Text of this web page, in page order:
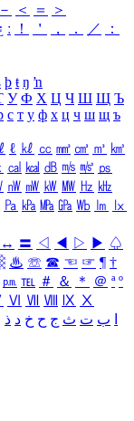
－ ＜ ＝
＞
ː ！ ＇ ， ． ／
：
þ ŧ ŋ ŉ
У Ф Х Ц Ч Ш Щ Ъ
с т у ф х ц ч ш щ ъ
ℓ ㎘ ㏄ ㎣ ㎤ ㎥ ㎦
㎈ ㎉ ㏈ ㎧ ㎨ ㎰
㎻ ㎽ ㎾ ㎿ ㎐ ㎑
㎩ ㎪ ㎫ ㎬ ㏝ ㏐
㏓
↔ 〓 ◁ ◀ ▷ ▶ ♤
♨ ☏ ☎ ☜ ☞ ¶ †
㏘ ℡ ＃ ＆ ＊ ＠ ª º
Ⅵ Ⅶ Ⅷ Ⅸ Ⅹ
ب ت ث ج ح خ د ذ